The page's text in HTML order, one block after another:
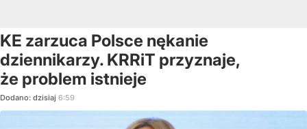
KE zarzuca Polsce nękanie
dziennikarzy. KRRiT przyznaje,
że problem istnieje
Dodano: dzisiaj 6:59